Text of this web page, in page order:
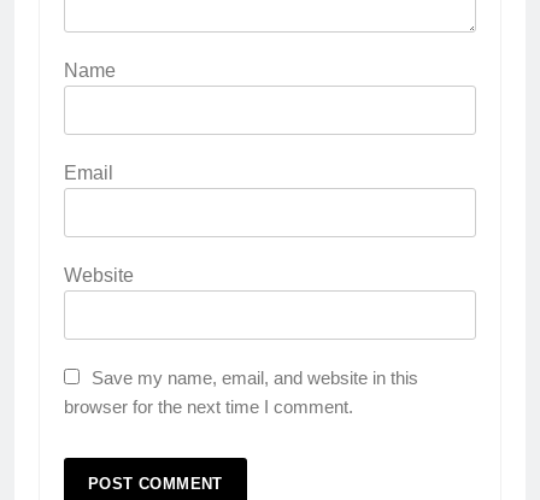
Name
Email
Website
Save my name, email, and website in this
browser for the next time I comment.